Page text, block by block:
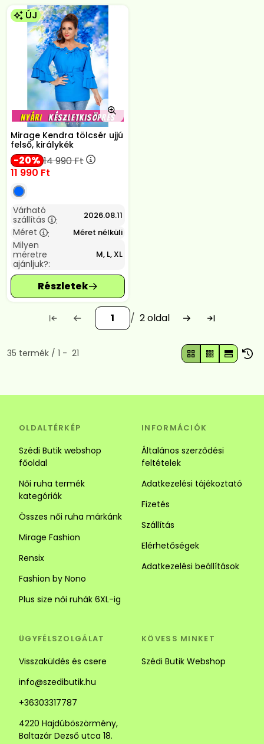
ÚJ
Mirage Kendra tölcsér ujjú
felső, királykék
20 14 990Ft
11 990 Ft
Várható
szállítás
: 2026.08.11
Méret : Méret nélküli
Milyen
méretre
ajánljuk?:
M, L, XL
2
Összes termék a kategóriában
35 termék 1 21
OLDALTÉRKÉP
Szédi Butik webshop
főoldal
Női ruha termék
kategóriák
Összes női ruha márkánk
Mirage Fashion
Rensix
Fashion by Nono
Plus size női ruhák 6XL-ig
INFORMÁCIÓK
Általános szerződési
feltételek
Adatkezelési tájékoztató
Fizetés
Szállítás
Elérhetőségek
Adatkezelési beállítások
ÜGYFÉLSZOLGÁLAT
Visszaküldés és csere
info@szedibutik.hu
+36303317787
4220 Hajdúböszörmény,
Baltazár Dezső utca 18.
KÖVESS MINKET
Szédi Butik Webshop